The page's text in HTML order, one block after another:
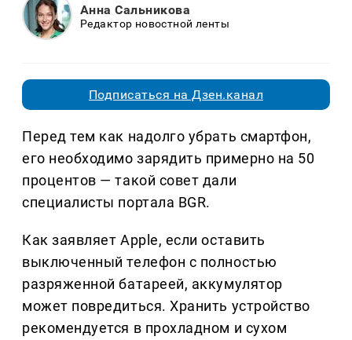
Анна Сальникова
Редактор новостной ленты
Подписаться на Дзен.канал
Перед тем как надолго убрать смартфон,
его необходимо зарядить примерно на 50
процентов — такой совет дали
специалисты портала BGR.
Как заявляет Apple, если оставить
выключенный телефон с полностью
разряженной батареей, аккумулятор
может повредиться. Хранить устройство
рекомендуется в прохладном и сухом